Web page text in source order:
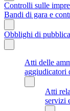
Controlli sulle
Bandi di gara e
Obblighi di
Atti delle
aggiudicatori
Atti
servizi